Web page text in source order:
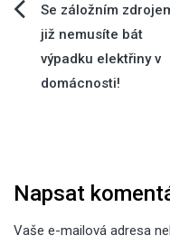
Navigace
pro
příspěvek
Se záložním
již nemusíte bát
výpadku elektřiny v
domácnosti!
Napsat
Vaše e-mailová adresa